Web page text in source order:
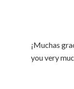
¡Muchas
you very